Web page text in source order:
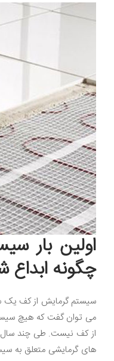
اولین بار
چگونه ابداع
سیستم گرمایش از کف یک
می توان گفت که هیچ
از کف نیست. طی چند سال
های گرمایشی متعلق به